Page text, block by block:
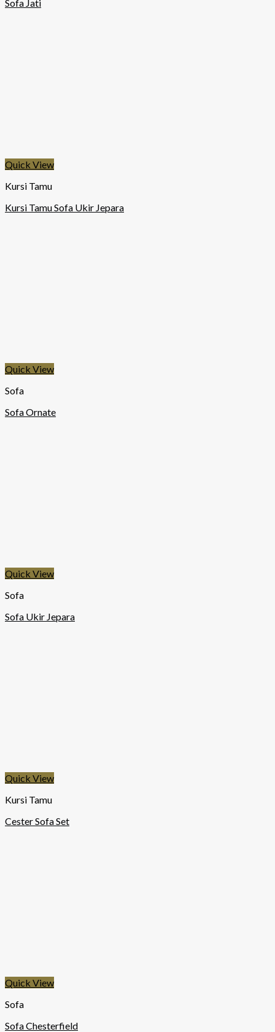
Sofa Jati
Quick View
Kursi Tamu
Kursi Tamu Sofa Ukir Jepara
Quick View
Sofa
Sofa Ornate
Quick View
Sofa
Sofa Ukir Jepara
Quick View
Kursi Tamu
Cester Sofa Set
Quick View
Sofa
Sofa Chesterfield